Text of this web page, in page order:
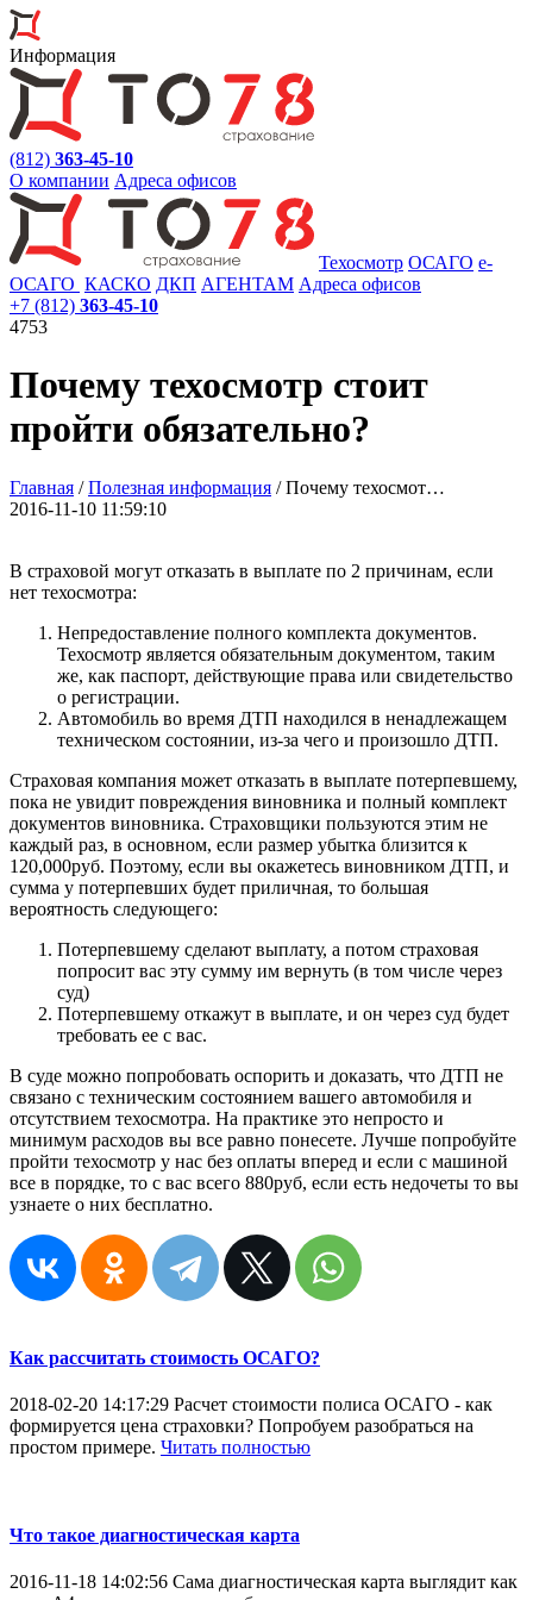
Информация
(812) 363-45-10
О компании Адреса офисов
Техосмотр ОСАГО e-
ОСАГО КАСКО ДКП АГЕНТАМ Адреса офисов
+7 (812) 363-45-10
4753
Почему техосмотр стоит
пройти обязательно?
Главная /Полезная информация /Почему техосмот…
2016-11-10 11:59:10
В страховой могут отказать в выплате по 2 причинам, если
нет техосмотра:
Непредоставление полного комплекта документов.
Техосмотр является обязательным документом, таким
же, как паспорт, действующие права или свидетельство
о регистрации.
Автомобиль во время ДТП находился в ненадлежащем
техническом состоянии, из-за чего и произошло ДТП.
Страховая компания может отказать в выплате потерпевшему,
пока не увидит повреждения виновника и полный комплект
документов виновника. Страховщики пользуются этим не
каждый раз, в основном, если размер убытка близится к
120,000руб. Поэтому, если вы окажетесь виновником ДТП, и
сумма у потерпевших будет приличная, то большая
вероятность следующего:
Потерпевшему сделают выплату, а потом страховая
попросит вас эту сумму им вернуть (в том числе через
суд)
Потерпевшему откажут в выплате, и он через суд будет
требовать ее с вас.
В суде можно попробовать оспорить и доказать, что ДТП не
связано с техническим состоянием вашего автомобиля и
отсутствием техосмотра. На практике это непросто и
минимум расходов вы все равно понесете. Лучше попробуйте
пройти техосмотр у нас без оплаты вперед и если с машиной
все в порядке, то с вас всего 880руб, если есть недочеты то вы
узнаете о них бесплатно.
Как рассчитать стоимость ОСАГО?
2018-02-20 14:17:29 Расчет стоимости полиса ОСАГО - как
формируется цена страховки? Попробуем разобраться на
простом примере. Читать полностью
Что такое диагностическая карта
2016-11-18 14:02:56 Сама диагностическая карта выглядит как